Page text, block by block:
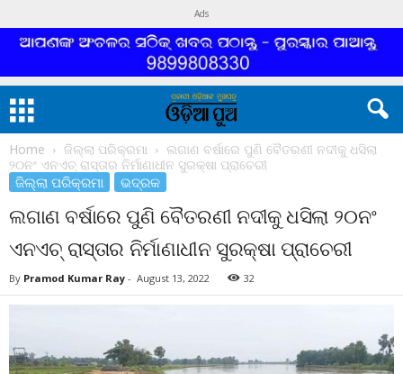
Ads
Home ଜିଲ୍ଲା ପରିକ୍ରମା
ଲଗାଣ ବର୍ଷାରେ ପୁଣି ବୈତରଣୀ ନଦୀକୁ ଧସିଲା
୨୦ନଂ ଏନଏଚ୍ ରାସ୍ତାର ନିର୍ମାଣାଧୀନ ସୁରକ୍ଷା ପ୍ରାଚେରୀ
ଜିଲ୍ଲା ପରିକ୍ରମା ଭଦ୍ରକ
ଲଗାଣ ବର୍ଷାରେ ପୁଣି ବୈତରଣୀ ନଦୀକୁ ଧସିଲା ୨୦ନଂ
ଏନଏଚ୍ ରାସ୍ତାର ନିର୍ମାଣାଧୀନ ସୁରକ୍ଷା ପ୍ରାଚେରୀ
By Pramod Kumar Ray - August 13, 2022 32